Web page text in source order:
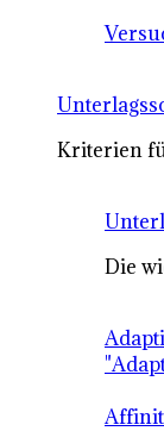
Kriterien
Die